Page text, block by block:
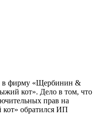
в фирму «Щербинин &
кот». Дело в том, что
прав на
обратился ИП